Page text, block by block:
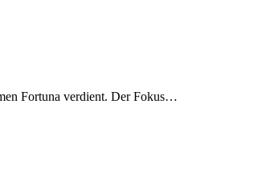
Fortuna verdient. Der Fokus…